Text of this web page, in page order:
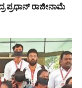
ಪ್ರಧಾನ್ ರಾಜೀನಾಮೆ